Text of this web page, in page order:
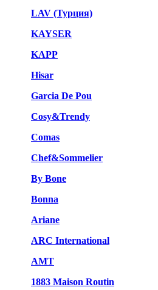
LAV (Турция)
KAYSER
KAPP
Hisar
Garcia De Pou
Cosy&Trendy
Comas
Chef&Sommelier
By Bone
Bonna
Ariane
ARC International
AMT
1883 Maison Routin